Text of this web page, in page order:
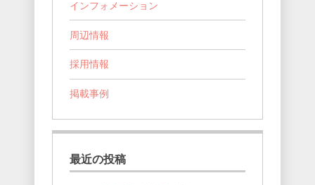
インフォメーション
周辺情報
採用情報
掲載事例
最近の投稿